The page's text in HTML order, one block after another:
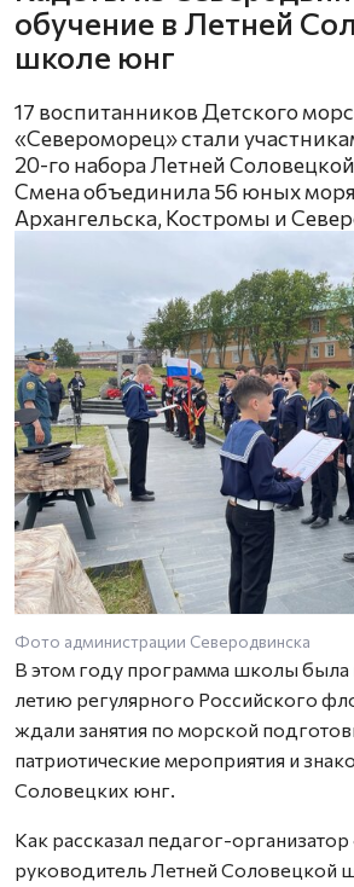
обучение в Летней
школе юнг
17 воспитанников Детского
«Североморец» стали
20-го набора Летней
Смена объединила 56 юных
Архангельска, Костромы и
Фото администрации Северодвинска
В этом году программа школы
летию регулярного Российского
ждали занятия по морской
патриотические мероприятия и
Соловецких юнг.
Как рассказал педагог-
руководитель Летней Соловецкой